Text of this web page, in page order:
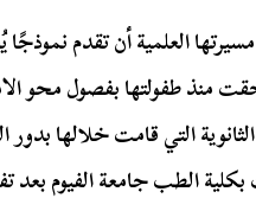
العلمية أن تقدم
منذ طفولتها بفصول محو
التي قامت خلالها